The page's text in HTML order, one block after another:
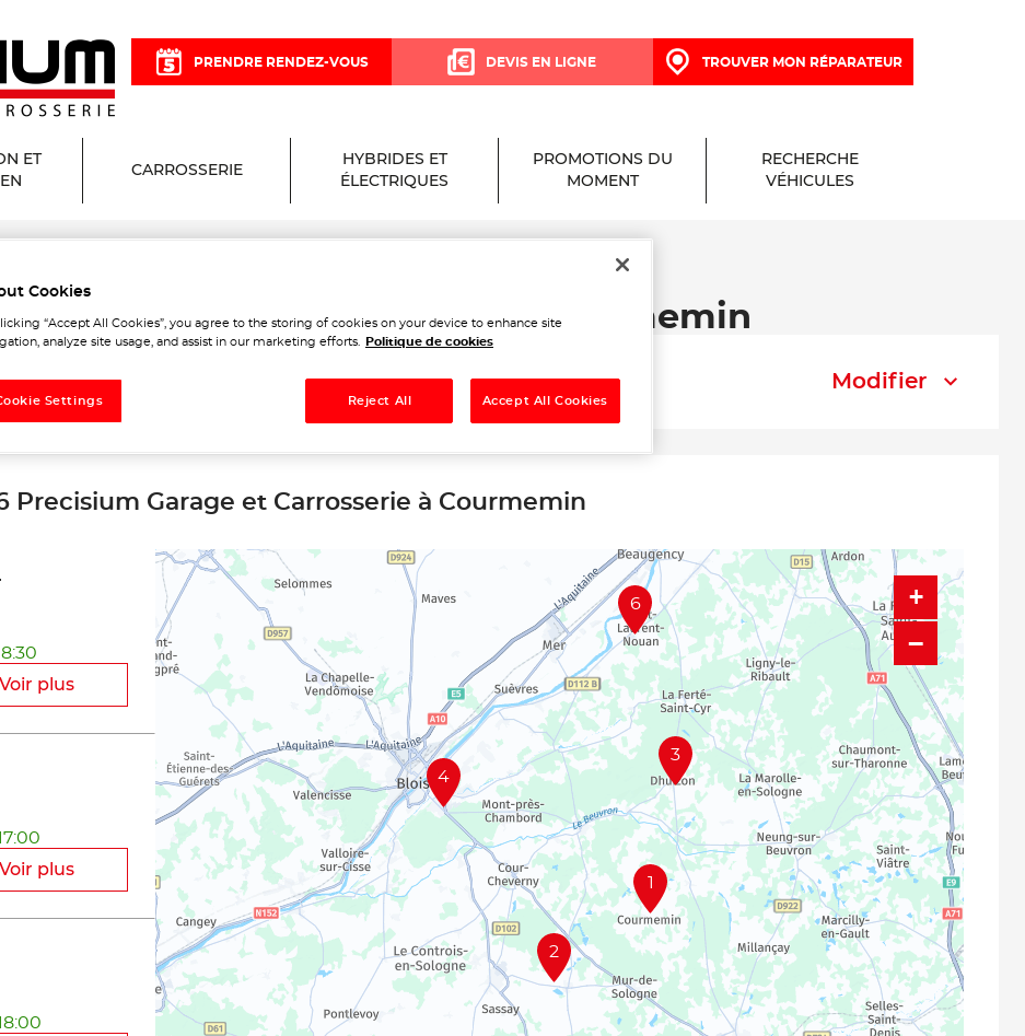
PRENDRE RENDEZ-VOUS DEVIS EN LIGNE TROUVER MON RÉPARATEUR
ET
CARROSSERIE
HYBRIDES ET
ÉLECTRIQUES
PROMOTIONS DU
MOMENT
RECHERCHE
VÉHICULES
Garage et Carrosserie à Courmemin
Modifier
Precisium Garage et Carrosserie à Courmemin
Voir plus
Voir plus
6
4
3
2
1
+
−
Cookies
“Accept All Cookies”, you agree to the storing of cookies on your device to enhance site
analyze site usage, and assist in our marketing efforts.
Politique de cookies
Reject All Accept All Cookies
Settings